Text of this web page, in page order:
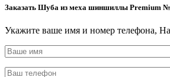
Заказать Шуба из меха шиншиллы Premium
Укажите ваше имя и номер телефона,